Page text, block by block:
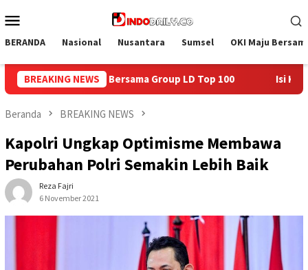
ke
Mobile
BERANDA Nasional Nusantara Sumsel OKI Maju
BREAKING NEWS
Top 100 Isi Kemerdekaan dengan Kepedulian, Lapas
Beranda BREAKING NEWS
Kapolri Ungkap Optimisme Membawa
Perubahan Polri Semakin Lebih Baik
Reza Fajri
6 November 2021